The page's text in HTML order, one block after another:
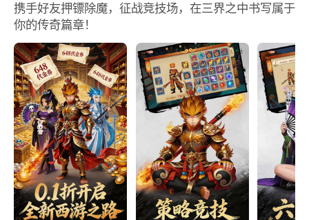
携手好友押镖除魔，征战竞技场，在三界之中书写属于
你的传奇篇章！